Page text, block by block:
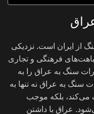
از ایران است. نزدیکی
فرهنگی و تجاری
سنگ به عراق را به
سنگ به عراق نه تنها به
می‌کند، بلکه موجب
عراق با داشتن